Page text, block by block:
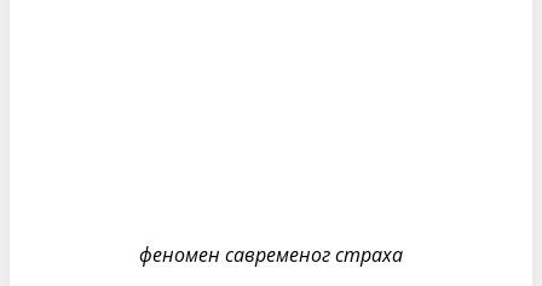
феномен савременог страха